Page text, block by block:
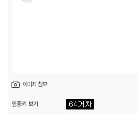
이미지 첨부
인증키 보기